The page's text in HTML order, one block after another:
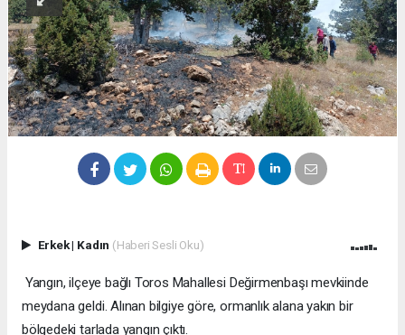
Erkek| Kadın (Haberi Sesli Oku)
Yangın, ilçeye bağlı Toros Mahallesi Değirmenbaşı mevkiinde
meydana geldi. Alınan bilgiye göre, ormanlık alana yakın bir
bölgedeki tarlada yangın çıktı.